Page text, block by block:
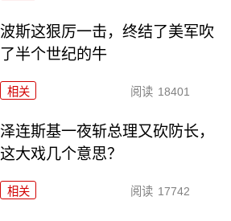
波斯这狠厉一击，终结了美军吹
了半个世纪的牛
相关 阅读 18401
泽连斯基一夜斩总理又砍防长，
这大戏几个意思？
相关 阅读 17742